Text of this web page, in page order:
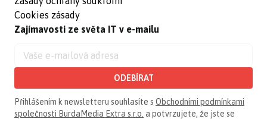
Cookies zásady
Zajímavosti ze světa IT v e-mailu
ODEBÍRAT
Přihlášením k newsletteru souhlasíte s Obchodními podmínkami
společnosti BurdaMedia Extra s.r.o. a potvrzujete, že jste se